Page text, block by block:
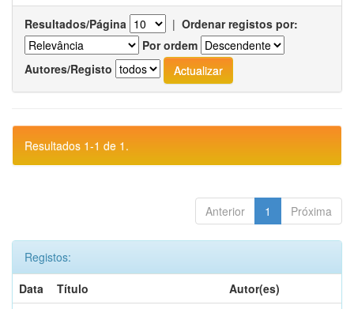
Resultados/Página | Ordenar registos por:
Por ordem
Autores/Registo
Resultados 1-1 de 1.
Anterior 1 Próxima
Registos:
Data
Título
Autor(es)